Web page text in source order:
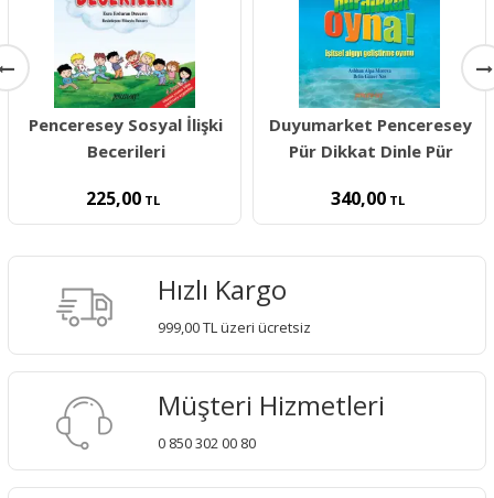
Penceresey Sosyal İlişki
Becerileri
225,00 TL
Duyumarket Penceresey
Pür Dikkat Dinle Pür
340,00 TL
Hızlı Kargo
999,00 TL üzeri ücretsiz
Müşteri Hizmetleri
0 850 302 00 80